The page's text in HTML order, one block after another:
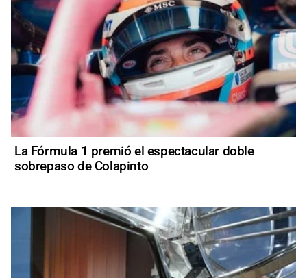
La Fórmula 1 premió el espectacular doble
sobrepaso de Colapinto